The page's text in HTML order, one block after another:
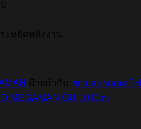
ะหยัดพลังงาน
ป้ายกำกับ: ขายส่ง หลอด ไฟ
MEGAMAN GU 10 Dim